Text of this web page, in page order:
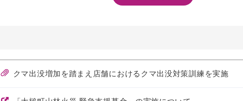
クマ出没増加を踏まえ店舗におけるクマ出没対策訓練を実施